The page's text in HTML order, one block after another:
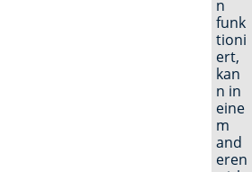
n
funk
tioni
ert,
kan
n in
eine
m
and
eren